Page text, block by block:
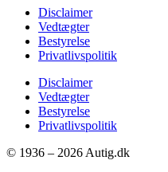
Disclaimer
Vedtægter
Bestyrelse
Privatlivspolitik
Disclaimer
Vedtægter
Bestyrelse
Privatlivspolitik
© 1936 – 2026 Autig.dk